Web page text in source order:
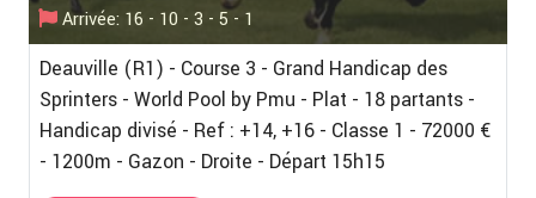
Arrivée: 16 - 10 - 3 - 5 - 1
Deauville (R1) - Course 3 - Grand Handicap des
Sprinters - World Pool by Pmu - Plat - 18 partants -
Handicap divisé - Ref : +14, +16 - Classe 1 - 72000 €
- 1200m - Gazon - Droite - Départ 15h15